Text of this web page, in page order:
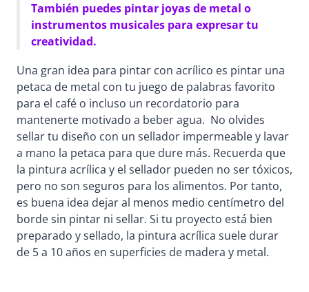
También puedes pintar joyas de metal o
instrumentos musicales para expresar tu
creatividad.
Una gran idea para pintar con acrílico es pintar una
petaca de metal con tu juego de palabras favorito
para el café o incluso un recordatorio para
mantenerte motivado a beber agua. No olvides
sellar tu diseño con un sellador impermeable y lavar
a mano la petaca para que dure más. Recuerda que
la pintura acrílica y el sellador pueden no ser tóxicos,
pero no son seguros para los alimentos. Por tanto,
es buena idea dejar al menos medio centímetro del
borde sin pintar ni sellar. Si tu proyecto está bien
preparado y sellado, la pintura acrílica suele durar
de 5 a 10 años en superficies de madera y metal.